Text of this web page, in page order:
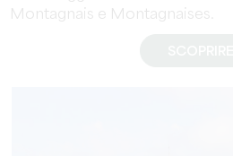
Montagnais e Montagnaises.